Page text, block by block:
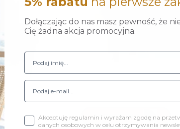
SKONFIGURUJ
Dołączając do nas masz pewność, że
Cię żadna akcja promocyjna.
Akceptuję regulamin i wyrażam zgodę na
danych osobowych w celu otrzymywania